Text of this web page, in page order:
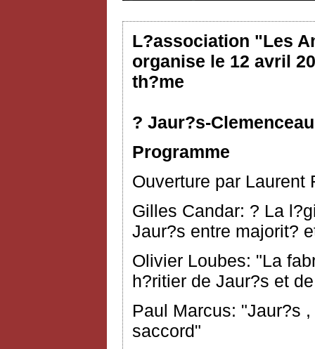
L?association "Les
organise le 12 avril
th?me
? Jaur?s-
Programme
Ouverture par Laurent
Gilles Candar: ? La
Jaur?s entre majorit?
Olivier Loubes: "La
h?ritier de Jaur?s et
Paul Marcus: "Jaur?s
saccord"